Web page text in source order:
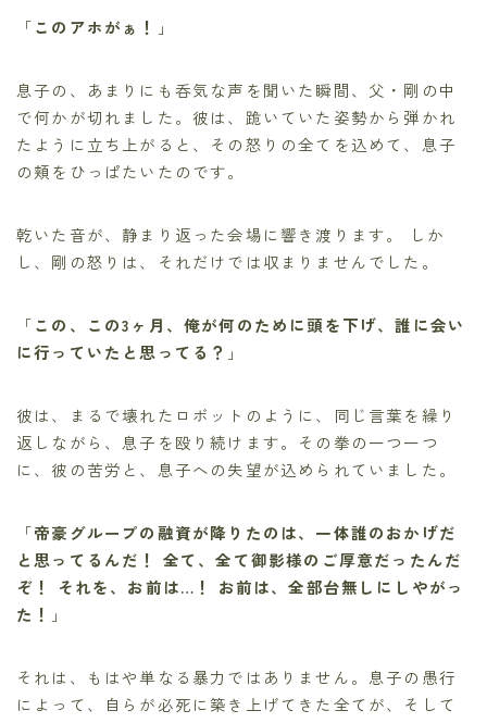
「このアホがぁ！ 」
息子の、あまりにも呑気な声を聞いた瞬間、父・剛の中
で何かが切れました。彼は、跪いていた姿勢から弾かれ
たように立ち上がると、その怒りの全てを込めて、息子
の頬をひっぱたいたのです。
乾いた音が、静まり返った会場に響き渡ります。 しか
し、剛の怒りは、それだけでは収まりませんでした。
「この、この3ヶ月、俺が何のために頭を下げ、誰に会い
に行っていたと思ってる？ 」
彼は、まるで壊れたロボットのように、同じ言葉を繰り
返しながら、息子を殴り続けます。その拳の一つ一つ
に、彼の苦労と、息子への失望が込められていました。
「帝豪グループの融資が降りたのは、一体誰のおかげだ
と思ってるんだ！ 全て、全て御影様のご厚意だったんだ
ぞ！ それを、お前は…！ お前は、全部台無しにしやがっ
た！ 」
それは、もはや単なる暴力ではありません。息子の愚行
によって、自らが必死に築き上げてきた全てが、そして